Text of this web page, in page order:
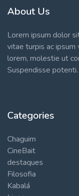
About Us
Lorem ipsum dolor
vitae turpis ac ipsum
lorem, molestie ut
Suspendisse potenti.
Categories
Chaguim
CineBait
destaques
Filosofia
Kabalá